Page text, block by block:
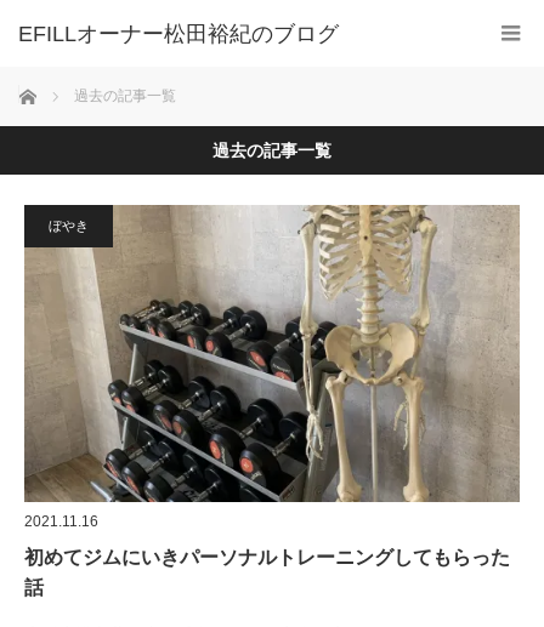
ホーム 過去の記事一覧
過去の記事一覧
ぼやき
2021.11.16
初めてジムにいきパーソナルトレーニングしてもらった
話